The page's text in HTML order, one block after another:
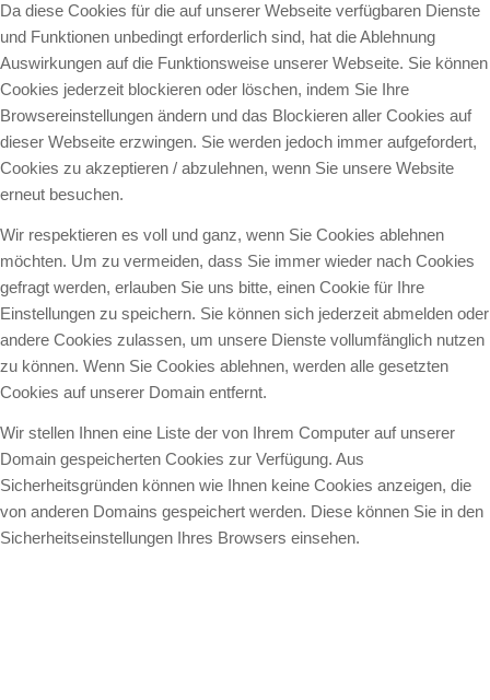
Da diese Cookies für die auf unserer Webseite verfügbaren Dienste
und Funktionen unbedingt erforderlich sind, hat die Ablehnung
Auswirkungen auf die Funktionsweise unserer Webseite. Sie können
Cookies jederzeit blockieren oder löschen, indem Sie Ihre
Browsereinstellungen ändern und das Blockieren aller Cookies auf
dieser Webseite erzwingen. Sie werden jedoch immer aufgefordert,
Cookies zu akzeptieren / abzulehnen, wenn Sie unsere Website
erneut besuchen.
Wir respektieren es voll und ganz, wenn Sie Cookies ablehnen
möchten. Um zu vermeiden, dass Sie immer wieder nach Cookies
gefragt werden, erlauben Sie uns bitte, einen Cookie für Ihre
Einstellungen zu speichern. Sie können sich jederzeit abmelden oder
andere Cookies zulassen, um unsere Dienste vollumfänglich nutzen
zu können. Wenn Sie Cookies ablehnen, werden alle gesetzten
Cookies auf unserer Domain entfernt.
Wir stellen Ihnen eine Liste der von Ihrem Computer auf unserer
Domain gespeicherten Cookies zur Verfügung. Aus
Sicherheitsgründen können wie Ihnen keine Cookies anzeigen, die
von anderen Domains gespeichert werden. Diese können Sie in den
Sicherheitseinstellungen Ihres Browsers einsehen.